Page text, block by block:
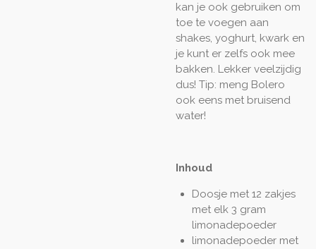
kan je ook gebruiken om
toe te voegen aan
shakes, yoghurt, kwark en
je kunt er zelfs ook mee
bakken. Lekker veelzijdig
dus! Tip: meng Bolero
ook eens met bruisend
water!
Inhoud
Doosje met 12 zakjes
met elk 3 gram
limonadepoeder
limonadepoeder met